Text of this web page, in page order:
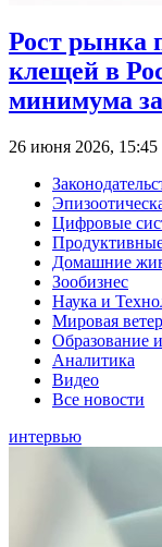
Рост рынка
клещей в
минимума
26 июня 2026, 15:45
Цифровые
Домашние
Зообизнес
Наука и
Мировая
Образование
Аналитика
Видео
Все новости
интервью